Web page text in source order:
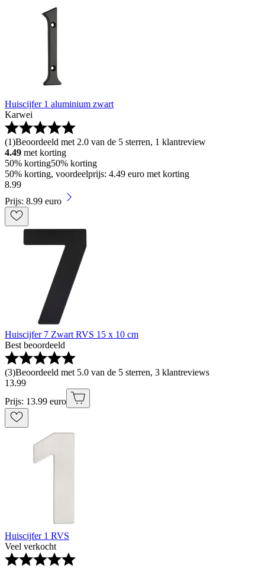
Huiscijfer 1 aluminium zwart
Karwei
(1)Beoordeeld met 2.0 van de 5 sterren, 1 klantreview
4.49 met korting
50% korting50% korting
50% korting, voordeelprijs: 4.49 euro met korting
8.99
Prijs: 8.99 euro
Huiscijfer 7 Zwart RVS 15 x 10 cm
Best beoordeeld
(3)Beoordeeld met 5.0 van de 5 sterren, 3 klantreviews
13.99
Prijs: 13.99 euro
Huiscijfer 1 RVS
Veel verkocht